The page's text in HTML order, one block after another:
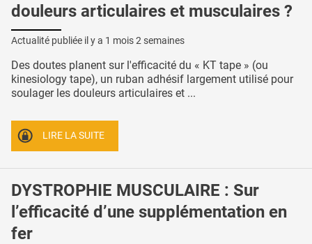
douleurs articulaires et musculaires ?
Actualité publiée il y a 1 mois 2 semaines
Des doutes planent sur l'efficacité du « KT tape » (ou
kinesiology tape), un ruban adhésif largement utilisé pour
soulager les douleurs articulaires et ...
LIRE LA SUITE
DYSTROPHIE MUSCULAIRE : Sur
l’efficacité d’une supplémentation en
fer